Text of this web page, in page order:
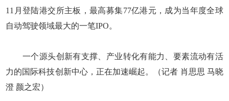
11月登陆港交所主板，最高募集77亿港元，成为当年度全球
自动驾驶领域最大的一笔IPO。
一个源头创新有支撑、产业转化有能力、要素流动有活
力的国际科技创新中心，正在加速崛起。（记者 肖思思 马晓
澄 颜之宏）